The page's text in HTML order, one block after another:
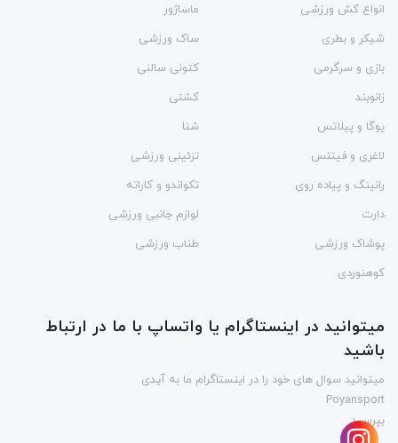
انواع کش ورزشی
ماساژور
شیکر و بطری
ساک ورزشی
بازی و سرگرمی
کتونی سالنی
زانوبند
کشتی
یوگا و پیلاتس
شنا
لاغری و فیتنس
تزئینی ورزشی
رانینگ و پیاده روی
تکواندو و کاراته
دارت
لوازم جانبی ورزشی
پوشاک ورزشی
طناب ورزشی
کوهنوردی
میتوانید در اینستاگرام یا واتساپ با ما در ارتباط
باشید
میتوانید سوال های خود را در اینستاگرام ما به آیدی
Poyansport
بپرسید